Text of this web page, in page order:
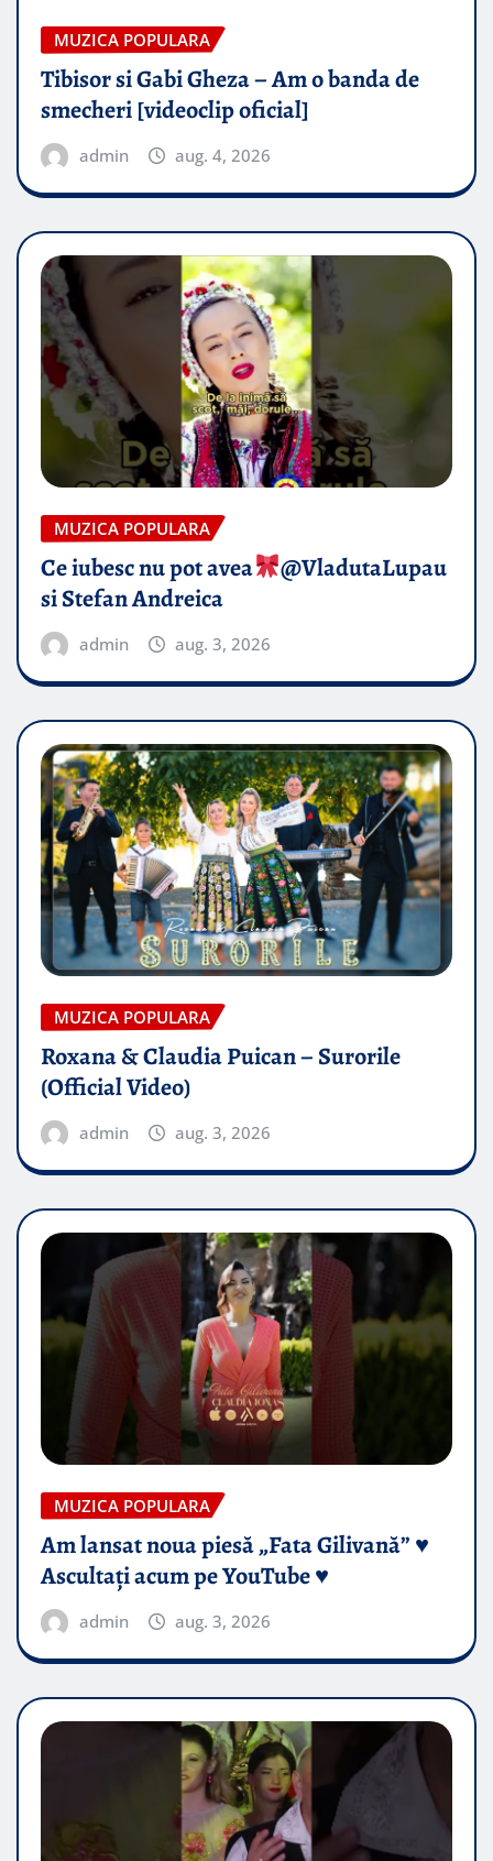
MUZICA POPULARA
Tibisor si Gabi Gheza – Am o banda de
smecheri [videoclip oficial]
admin aug. 4, 2026
MUZICA POPULARA
Ce iubesc nu pot avea
​@VladutaLupau
si Stefan Andreica
admin aug. 3, 2026
MUZICA POPULARA
Roxana & Claudia Puican – Surorile
(Official Video)
admin aug. 3, 2026
MUZICA POPULARA
Am lansat noua piesă „Fata Gilivană” ♥️
Ascultați acum pe YouTube ♥️
admin aug. 3, 2026